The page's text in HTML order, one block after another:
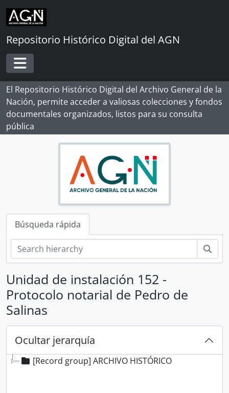
Skip to main content
Repositorio Histórico Digital del AGN
Toggle navigation
El Repositorio Histórico Digital del Archivo General de la
Nación, permite acceder a valiosas colecciones y fondos
documentales organizados, listos para su consulta
pública
Búsqueda rápida
Unidad de instalación 152 -
Protocolo notarial de Pedro de
Salinas
Ocultar jerarquía
[Record group] ARCHIVO HISTÓRICO